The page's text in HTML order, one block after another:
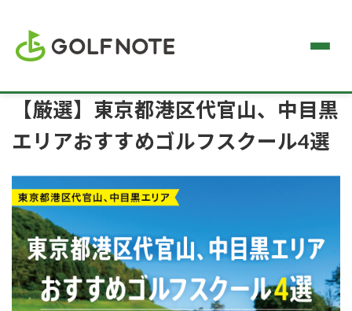
【厳選】東京都港区代官山、中目黒
エリアおすすめゴルフスクール4選